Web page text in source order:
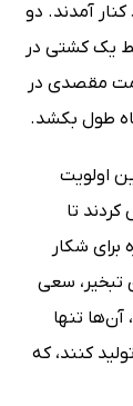
آمدند. دو
یک کشتی در
مقصدی در
طول بکشد.
اولویت
تا
شکار
تبخیر، سعی
آن‌ها تنها
کنند، که